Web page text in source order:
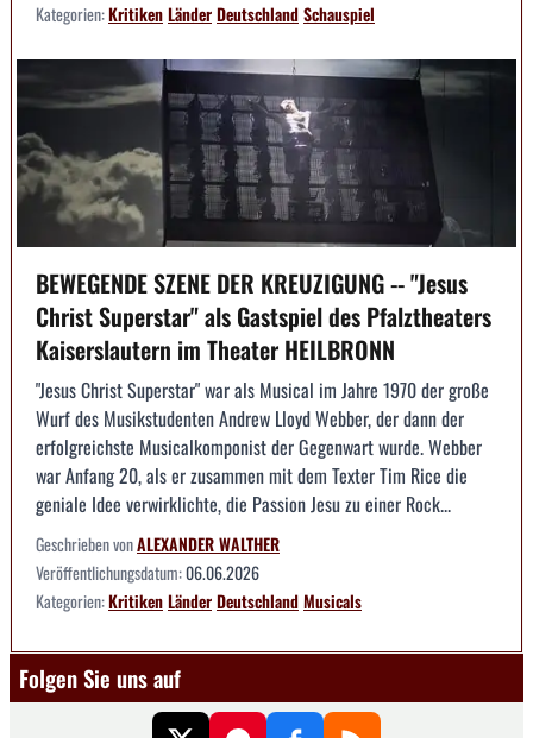
Kategorien:KritikenLänderDeutschlandSchauspiel
BEWEGENDE SZENE DER KREUZIGUNG -- "Jesus
Christ Superstar" als Gastspiel des Pfalztheaters
Kaiserslautern im Theater HEILBRONN
"Jesus Christ Superstar" war als Musical im Jahre 1970 der große
Wurf des Musikstudenten Andrew Lloyd Webber, der dann der
erfolgreichste Musicalkomponist der Gegenwart wurde. Webber
war Anfang 20, als er zusammen mit dem Texter Tim Rice die
geniale Idee verwirklichte, die Passion Jesu zu einer Rock...
Geschrieben vonALEXANDER WALTHER
Veröffentlichungsdatum:06.06.2026
Kategorien:KritikenLänderDeutschlandMusicals
Folgen Sie uns auf